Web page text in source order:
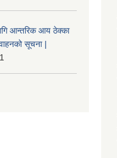
आन्तरिक आय ठेक्का
सूचना |